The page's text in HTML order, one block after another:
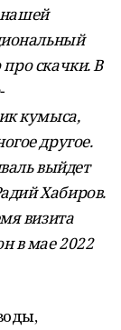
нашей
про скачки. В
кумыса,
другое.
выйдет
Хабиров.
визита
в мае 2022